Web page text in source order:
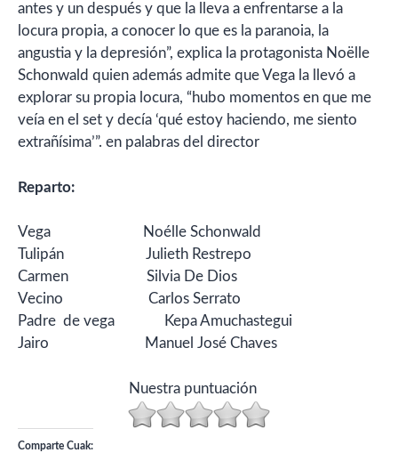
antes y un después y que la lleva a enfrentarse a la
locura propia, a conocer lo que es la paranoia, la
angustia y la depresión”, explica la protagonista Noëlle
Schonwald quien además admite que Vega la llevó a
explorar su propia locura, “hubo momentos en que me
veía en el set y decía ‘qué estoy haciendo, me siento
extrañísima’”. en palabras del director
Reparto:
Vega Noélle Schonwald
Tulipán Julieth Restrepo
Carmen Silvia De Dios
Vecino Carlos Serrato
Padre de vega Kepa Amuchastegui
Jairo Manuel José Chaves
Nuestra puntuación
Comparte Cuak: